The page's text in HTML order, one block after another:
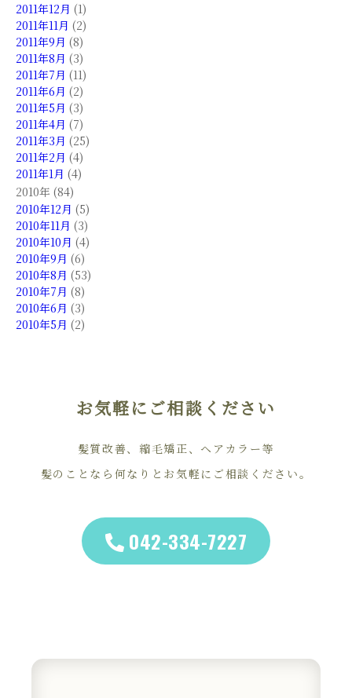
2011年12月 (1)
2011年11月 (2)
2011年9月 (8)
2011年8月 (3)
2011年7月 (11)
2011年6月 (2)
2011年5月 (3)
2011年4月 (7)
2011年3月 (25)
2011年2月 (4)
2011年1月 (4)
2010年 (84)
2010年12月 (5)
2010年11月 (3)
2010年10月 (4)
2010年9月 (6)
2010年8月 (53)
2010年7月 (8)
2010年6月 (3)
2010年5月 (2)
お気軽にご相談ください
髪質改善、縮毛矯正、ヘアカラー等
髪のことなら何なりとお気軽にご相談ください。
042-334-7227